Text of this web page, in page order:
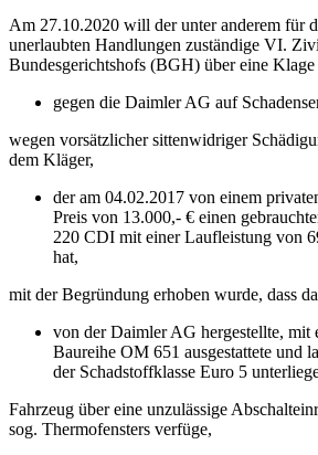
Am 27.10.2020 will der unter anderem für
unerlaubten Handlungen zuständige VI.
Bundesgerichtshofs (BGH) über eine Klage
gegen die Daimler AG auf
wegen vorsätzlicher sittenwidriger
dem Kläger,
der am 04.02.2017 von einem
Preis von 13.000,- € einen
220 CDI mit einer Laufleistung von
hat,
mit der Begründung erhoben wurde, dass
von der Daimler AG hergestellte, mit
Baureihe OM 651 ausgestattete und
der Schadstoffklasse Euro 5
Fahrzeug über eine unzulässige
sog. Thermofensters verfüge,